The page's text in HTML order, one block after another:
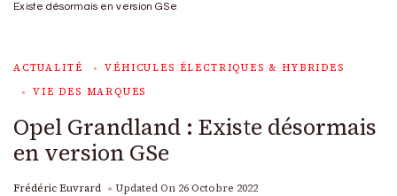
Existe désormais en version GSe
ACTUALITÉ
VÉHICULES ÉLECTRIQUES & HYBRIDES
VIE DES MARQUES
Opel Grandland : Existe désormais
en version GSe
Frédéric Euvrard Updated On 26 Octobre 2022